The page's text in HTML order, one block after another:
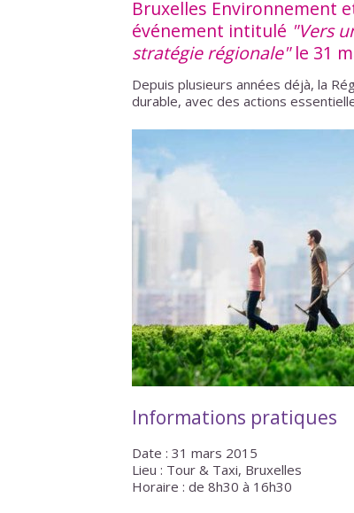
Bruxelles Environnement
événement intitulé "Vers
stratégie régionale"le 31
Depuis plusieurs années déjà, la
durable, avec des actions
Informations pratiques
Date : 31 mars 2015
Lieu : Tour & Taxi, Bruxelles
Horaire : de 8h30 à 16h30